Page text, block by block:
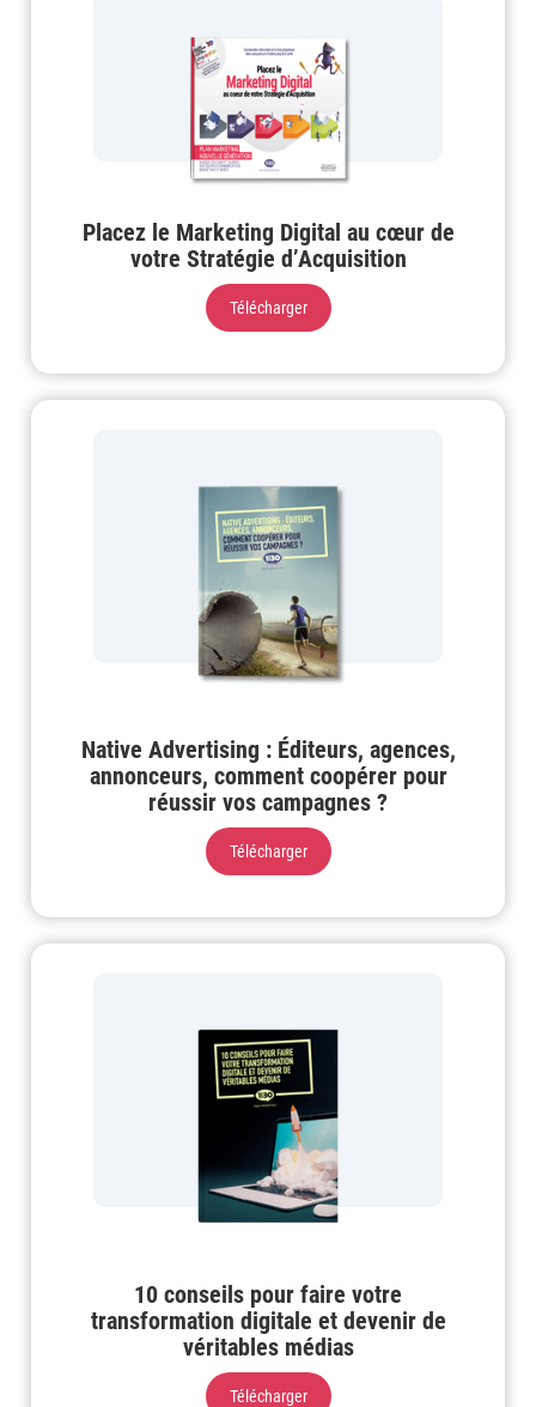
Placez le Marketing Digital au cœur de
votre Stratégie d’Acquisition
Télécharger
Native Advertising : Éditeurs, agences,
annonceurs, comment coopérer pour
réussir vos campagnes ?
Télécharger
10 conseils pour faire votre
transformation digitale et devenir de
véritables médias
Télécharger